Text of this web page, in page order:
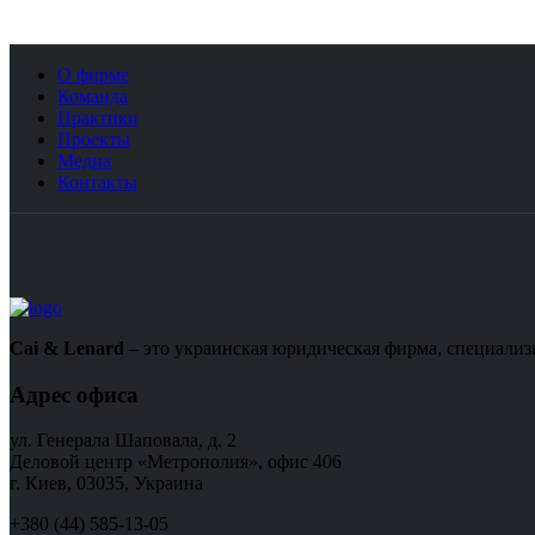
О фирме
Команда
Практики
Проекты
Медиа
Контакты
Cai & Lenard – это украинская юридическая фирма,
Адрес офиса
ул. Генерала Шаповала, д. 2
Деловой центр «Метрополия», офис 406
г. Киев, 03035, Украина
+380 (44) 585-13-05